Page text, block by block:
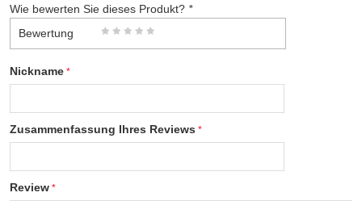
Wie bewerten Sie dieses Produkt? *
Bewertung
Nickname
Zusammenfassung Ihres Reviews
Review